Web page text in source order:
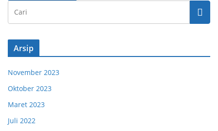
Arsip
November 2023
Oktober 2023
Maret 2023
Juli 2022